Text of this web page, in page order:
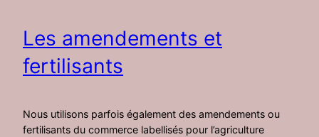
Les amendements et
fertilisants
Nous utilisons parfois également des amendements ou
fertilisants du commerce labellisés pour l’agriculture